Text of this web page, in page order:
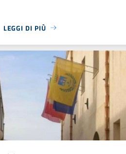
LEGGI DI PIÙ